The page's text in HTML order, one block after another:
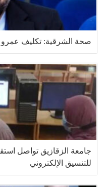
صحة الشرقية: تكليف عمرو
جامعة الزقازيق تواصل
للتنسيق الإلكتروني